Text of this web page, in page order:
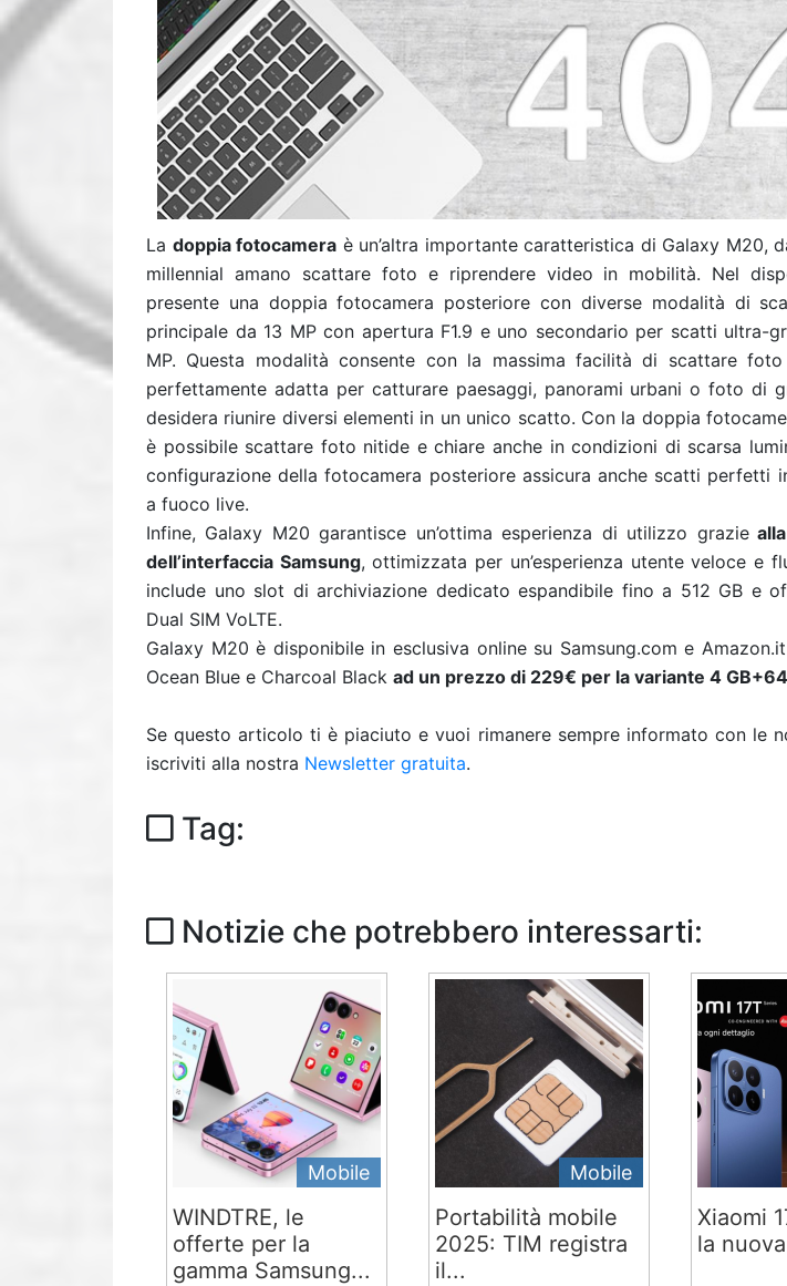
La doppia fotocamera è un’altra importante caratteristica di Galaxy M20,
millennial amano scattare foto e riprendere video in mobilità. Nel
presente una doppia fotocamera posteriore con diverse modalità di
principale da 13 MP con apertura F1.9 e uno secondario per scatti ultra-
MP. Questa modalità consente con la massima facilità di scattare
perfettamente adatta per catturare paesaggi, panorami urbani o foto di
desidera riunire diversi elementi in un unico scatto. Con la doppia
è possibile scattare foto nitide e chiare anche in condizioni di scarsa
configurazione della fotocamera posteriore assicura anche scatti perfetti
a fuoco live.
Infine, Galaxy M20 garantisce un’ottima esperienza di utilizzo graziealla
dell’interfaccia Samsung, ottimizzata per un’esperienza utente veloce e
include uno slot di archiviazione dedicato espandibile fino a 512 GB e
Dual SIM VoLTE.
Galaxy M20 è disponibile in esclusiva online su Samsung.com e
Ocean Blue e Charcoal Black ad un prezzo di 229€ per la variante 4
Se questo articolo ti è piaciuto e vuoi rimanere sempre informato con le
iscriviti alla nostra Newsletter gratuita.
Tag:
Notizie che potrebbero interessarti:
Mobile
WINDTRE, le
offerte per la
gamma Samsung...
Mobile
Portabilità mobile
2025: TIM registra
il...
Xiaomi
la